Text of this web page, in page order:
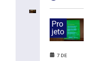
detidas
por
suspeita
tráfico
Pro
jeto
7 DE